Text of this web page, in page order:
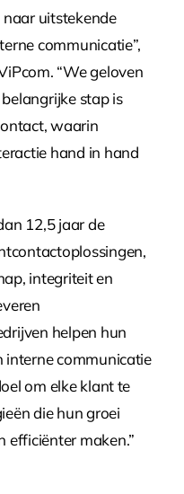
uitstekende
communicatie”,
“We geloven
stap is
waarin
hand in hand
12,5 jaar de
integriteit en
helpen hun
interne communicatie
om elke klant te
die hun groei
efficiënter maken.”